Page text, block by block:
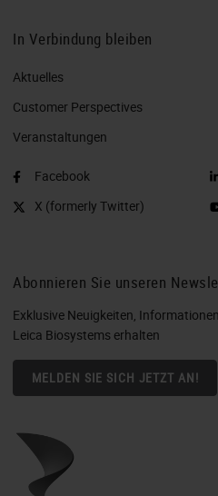
In Verbindung bleiben
Aktuelles
Customer Perspectives​
Veranstaltungen
Facebook
X (formerly Twitter)
Abonnieren Sie unseren
Exklusive Neuigkeiten,
Leica Biosystems erhalten
MELDEN SIE SICH JETZT AN!